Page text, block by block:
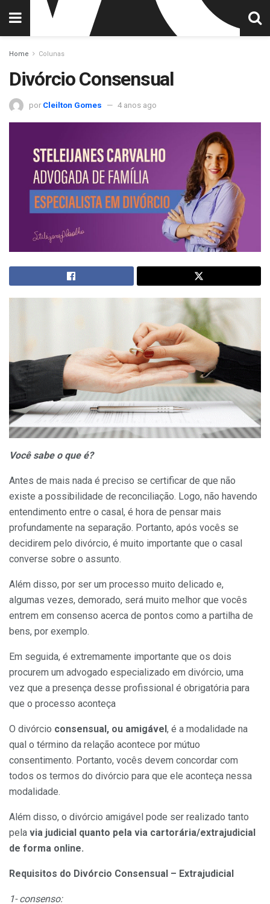
Home Colunas
Divórcio Consensual
por Cleilton Gomes 4 anos ago
Você sabe o que é?
Antes de mais nada é preciso se certificar de que não
existe a possibilidade de reconciliação. Logo, não havendo
entendimento entre o casal, é hora de pensar mais
profundamente na separação. Portanto, após vocês se
decidirem pelo divórcio, é muito importante que o casal
converse sobre o assunto.
Além disso, por ser um processo muito delicado e,
algumas vezes, demorado, será muito melhor que vocês
entrem em consenso acerca de pontos como a partilha de
bens, por exemplo.
Em seguida, é extremamente importante que os dois
procurem um advogado especializado em divórcio, uma
vez que a presença desse profissional é obrigatória para
que o processo aconteça
O divórcio consensual, ou amigável, é a modalidade na
qual o término da relação acontece por mútuo
consentimento. Portanto, vocês devem concordar com
todos os termos do divórcio para que ele aconteça nessa
modalidade.
Além disso, o divórcio amigável pode ser realizado tanto
pela via judicial quanto pela via cartorária/extrajudicial
de forma online.
Requisitos do Divórcio Consensual – Extrajudicial
1- consenso: